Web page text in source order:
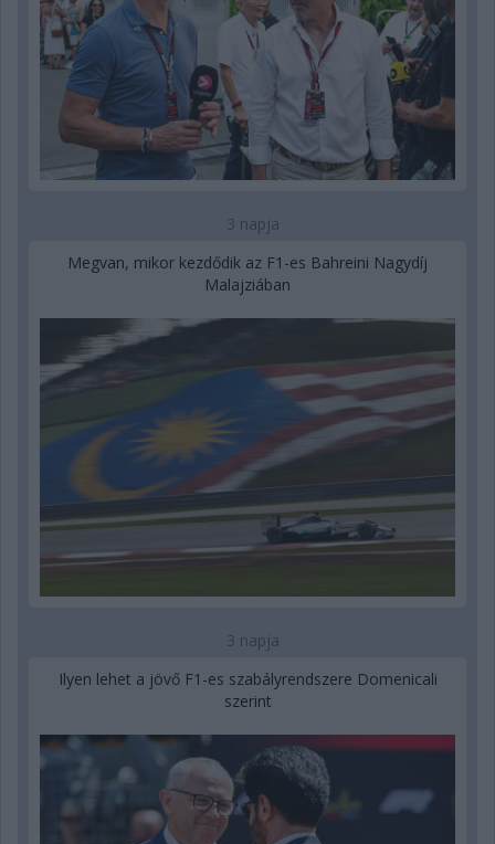
3 napja
Megvan, mikor kezdődik az F1-es Bahreini Nagydíj
Malajziában
3 napja
Ilyen lehet a jövő F1-es szabályrendszere Domenicali
szerint